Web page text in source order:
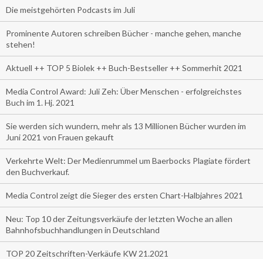
Die meistgehörten Podcasts im Juli
Prominente Autoren schreiben Bücher - manche gehen, manche
stehen!
Aktuell ++ TOP 5 Biolek ++ Buch-Bestseller ++ Sommerhit 2021
Media Control Award: Juli Zeh: Über Menschen - erfolgreichstes
Buch im 1. Hj. 2021
Sie werden sich wundern, mehr als 13 Millionen Bücher wurden im
Juni 2021 von Frauen gekauft
Verkehrte Welt: Der Medienrummel um Baerbocks Plagiate fördert
den Buchverkauf.
Media Control zeigt die Sieger des ersten Chart-Halbjahres 2021
Neu: Top 10 der Zeitungsverkäufe der letzten Woche an allen
Bahnhofsbuchhandlungen in Deutschland
TOP 20 Zeitschriften-Verkäufe KW 21.2021